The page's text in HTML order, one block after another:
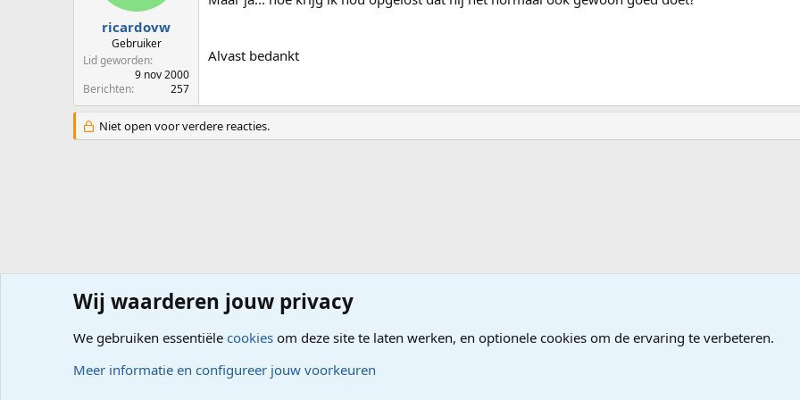
ricardovw
Gebruiker
Lid geworden
9 nov 2000
Berichten
257
Alvast bedankt
Niet open voor verdere reacties.
Forums Computerproblemen Besturingssysteem
Wij waarderen jouw privacy
We gebruiken essentiële cookies om deze site te laten werken, en optionele cookies om de ervaring te verbeteren.
Meer informatie en configureer jouw voorkeuren